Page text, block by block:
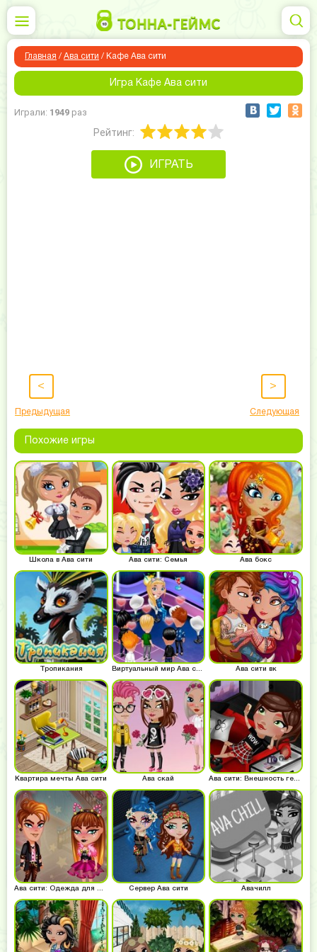
Главная / Ава сити / Кафе Ава сити
Игра Кафе Ава сити
Играли: 1949 раз
Рейтинг:
ИГРАТЬ
<
Предыдущая
>
Следующая
Похожие игры
Школа в Ава сити Ава сити: Семья Ава бокс
Тропикания Виртуальный мир Ава сити Ава сити вк
Квартира мечты Ава сити Ава скай Ава сити: Внешность героя
Сервер Ава сити Авачилл